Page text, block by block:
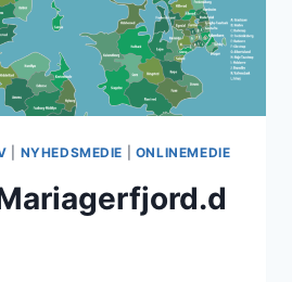
NYHEDSMEDIE ONLINEMEDIE